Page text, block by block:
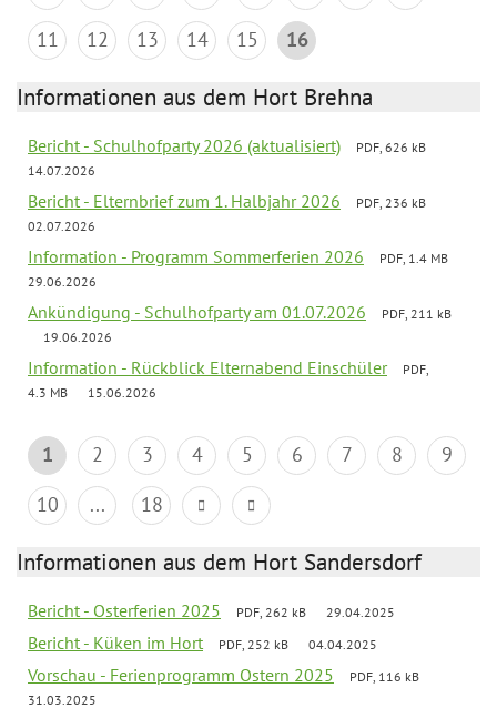
11
12 13 14 15 16
Informationen aus dem Hort Brehna
Bericht - Schulhofparty 2026 (aktualisiert)
PDF, 626 kB
14.07.2026
Bericht - Elternbrief zum 1. Halbjahr 2026
PDF, 236 kB
02.07.2026
Information - Programm Sommerferien 2026
PDF, 1.4 MB
29.06.2026
Ankündigung - Schulhofparty am 01.07.2026
PDF, 211 kB
19.06.2026
Information - Rückblick Elternabend Einschüler
PDF,
4.3 MB
15.06.2026
1 2 3 4 5 6 7 8
9
10
... 18
Informationen aus dem Hort Sandersdorf
Bericht - Osterferien 2025 PDF, 262 kB 29.04.2025
Bericht - Küken im Hort PDF, 252 kB 04.04.2025
Vorschau - Ferienprogramm Ostern 2025
PDF, 116 kB
31.03.2025